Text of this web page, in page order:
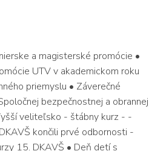
a magisterské promócie •
UTV v akademickom roku
priemyslu • Záverečné
bezpečnostnej a obrannej
veliteľsko - štábny kurz - -
končili prvé odbornosti -
15. DKAVŠ • Deň detí s